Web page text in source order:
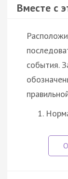
Вместе с
события.